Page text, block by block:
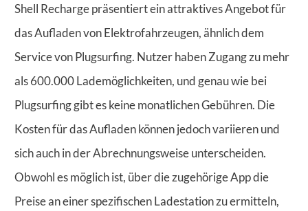
Shell Recharge präsentiert ein attraktives Angebot für
das Aufladen von Elektrofahrzeugen, ähnlich dem
Service von Plugsurfing. Nutzer haben Zugang zu mehr
als 600.000 Lademöglichkeiten, und genau wie bei
Plugsurfing gibt es keine monatlichen Gebühren. Die
Kosten für das Aufladen können jedoch variieren und
sich auch in der Abrechnungsweise unterscheiden.
Obwohl es möglich ist, über die zugehörige App die
Preise an einer spezifischen Ladestation zu ermitteln,